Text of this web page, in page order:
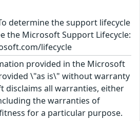
determine the support lifecycle
the Microsoft Support Lifecycle:
lifecycle
provided in the Microsoft
\"as is\" without warranty
disclaims all warranties, either
the warranties of
for a particular purpose.